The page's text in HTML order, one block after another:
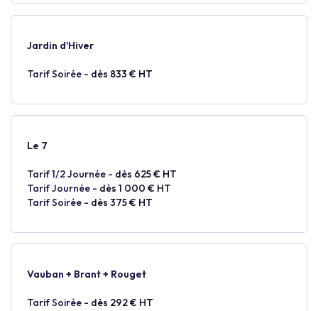
Jardin d'Hiver
Tarif Soirée - dès 833 € HT
Le 7
Tarif 1/2 Journée - dès 625 € HT
Tarif Journée - dès 1 000 € HT
Tarif Soirée - dès 375 € HT
Vauban + Brant + Rouget
Tarif Soirée - dès 292 € HT